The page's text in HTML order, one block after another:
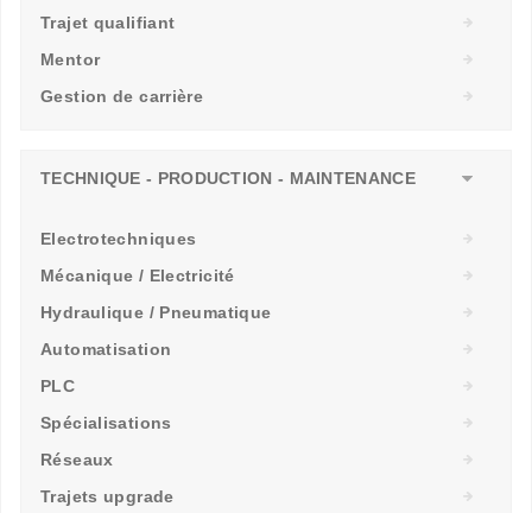
Trajet qualifiant
Mentor
Gestion de carrière
TECHNIQUE - PRODUCTION - MAINTENANCE
Electrotechniques
Mécanique / Electricité
Hydraulique / Pneumatique
Automatisation
PLC
Spécialisations
Réseaux
Trajets upgrade